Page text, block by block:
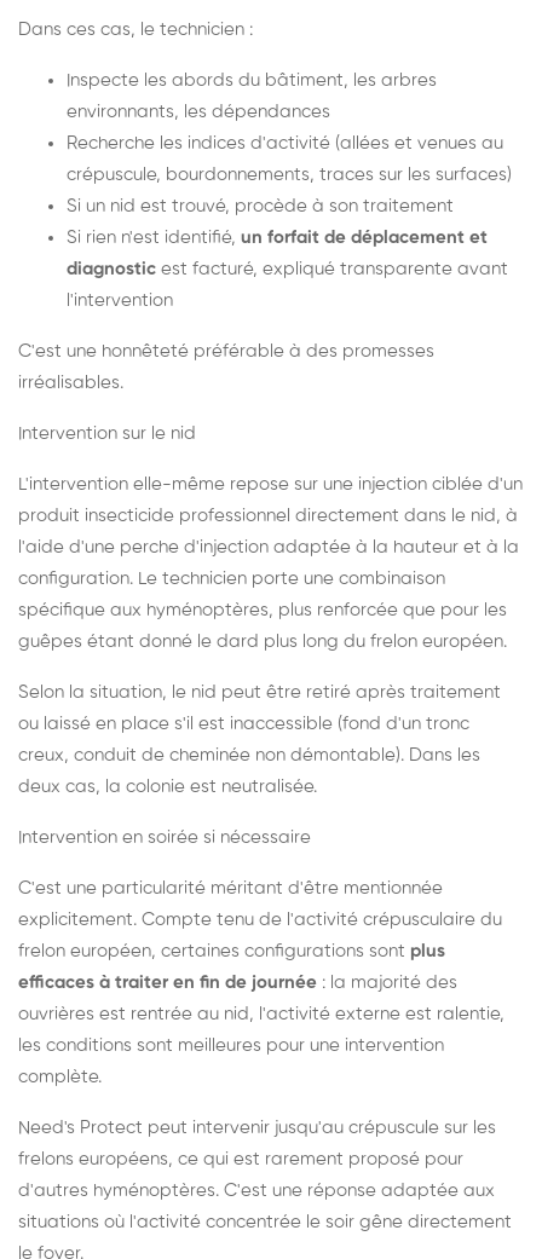
Dans ces cas, le technicien :
Inspecte les abords du bâtiment, les arbres
environnants, les dépendances
Recherche les indices d'activité (allées et venues au
crépuscule, bourdonnements, traces sur les surfaces)
Si un nid est trouvé, procède à son traitement
Si rien n'est identifié, un forfait de déplacement et
diagnostic est facturé, expliqué transparente avant
l'intervention
C'est une honnêteté préférable à des promesses
irréalisables.
Intervention sur le nid
L'intervention elle-même repose sur une injection ciblée d'un
produit insecticide professionnel directement dans le nid, à
l'aide d'une perche d'injection adaptée à la hauteur et à la
configuration. Le technicien porte une combinaison
spécifique aux hyménoptères, plus renforcée que pour les
guêpes étant donné le dard plus long du frelon européen.
Selon la situation, le nid peut être retiré après traitement
ou laissé en place s'il est inaccessible (fond d'un tronc
creux, conduit de cheminée non démontable). Dans les
deux cas, la colonie est neutralisée.
Intervention en soirée si nécessaire
C'est une particularité méritant d'être mentionnée
explicitement. Compte tenu de l'activité crépusculaire du
frelon européen, certaines configurations sont plus
efficaces à traiter en fin de journée : la majorité des
ouvrières est rentrée au nid, l'activité externe est ralentie,
les conditions sont meilleures pour une intervention
complète.
Need's Protect peut intervenir jusqu'au crépuscule sur les
frelons européens, ce qui est rarement proposé pour
d'autres hyménoptères. C'est une réponse adaptée aux
situations où l'activité concentrée le soir gêne directement
le foyer.